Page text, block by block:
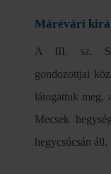
Márévári
A III. sz.
gondozottjai
látogattuk meg,
Mecsek
hegycsúcsán áll.